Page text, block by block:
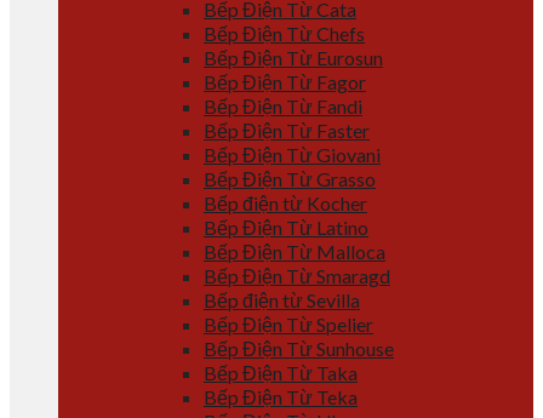
Bếp Điện Từ Cata
Bếp Điện Từ Chefs
Bếp Điện Từ Eurosun
Bếp Điện Từ Fagor
Bếp Điện Từ Fandi
Bếp Điện Từ Faster
Bếp Điện Từ Giovani
Bếp Điện Từ Grasso
Bếp điện từ Kocher
Bếp Điện Từ Latino
Bếp Điện Từ Malloca
Bếp Điện Từ Smaragd
Bếp điện từ Sevilla
Bếp Điện Từ Spelier
Bếp Điện Từ Sunhouse
Bếp Điện Từ Taka
Bếp Điện Từ Teka